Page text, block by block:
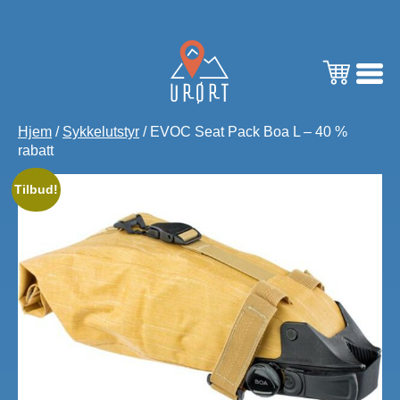
Hjem / Sykkelutstyr / EVOC Seat Pack Boa L – 40 %
rabatt
Tilbud!